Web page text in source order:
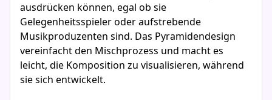
ausdrücken können, egal ob sie
Gelegenheitsspieler oder aufstrebende
Musikproduzenten sind. Das Pyramidendesign
vereinfacht den Mischprozess und macht es
leicht, die Komposition zu visualisieren, während
sie sich entwickelt.